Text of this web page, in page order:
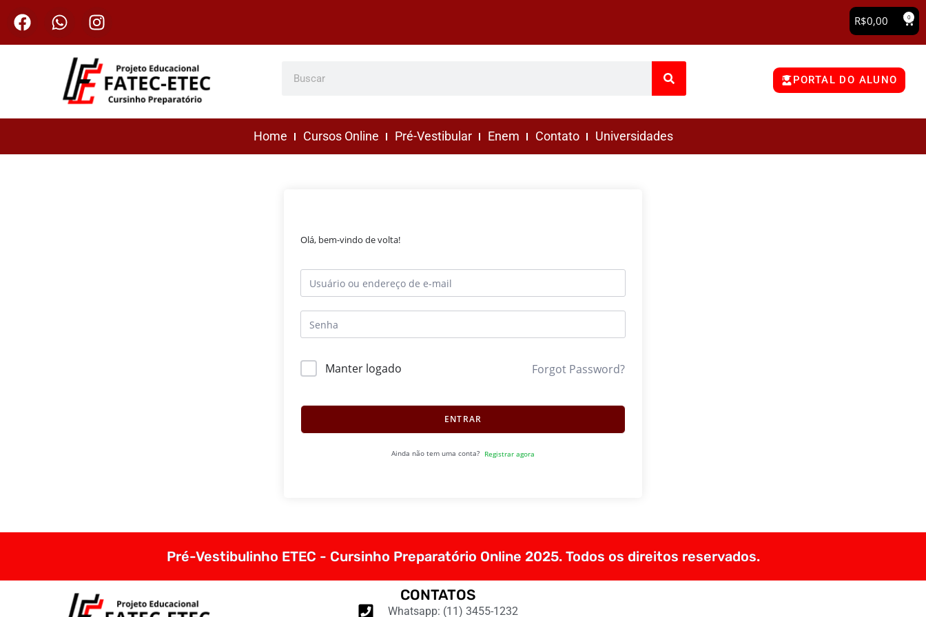
R$0,00 0
PORTAL DO ALUNO
Home Cursos Online Pré-Vestibular Enem Contato Universidades
Olá, bem-vindo de volta!
Manter logado Forgot Password?
ENTRAR
Ainda não tem uma conta? Registrar agora
Pré-Vestibulinho ETEC - Cursinho Preparatório Online 2025. Todos os direitos reservados.
CONTATOS
Whatsapp: (11) 3455-1232